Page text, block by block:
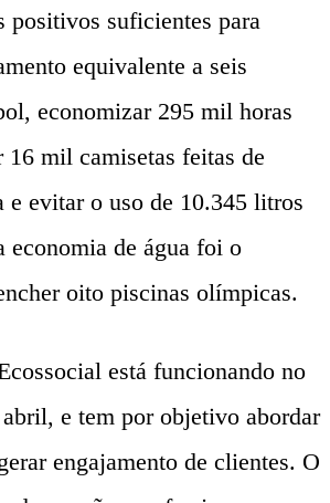
positivos suficientes para
equivalente a seis
economizar 295 mil horas
16 mil camisetas feitas de
e evitar o uso de 10.345 litros
economia de água foi o
oito piscinas olímpicas.
está funcionando no
e tem por objetivo abordar
engajamento de clientes. O